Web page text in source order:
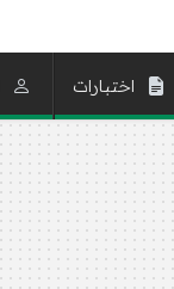
اختبارات